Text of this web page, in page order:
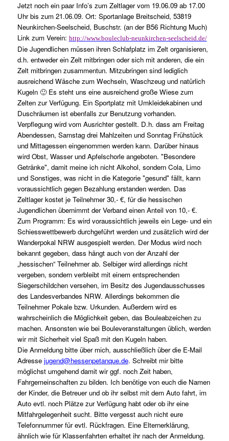
Jetzt noch ein paar Info’s zum Zeltlager vom 19.06.09 ab 17.00
Uhr bis zum 21.06.09. Ort: Sportanlage Breitscheid, 53819
Neunkirchen-Seelscheid, Buschstr. (an der B56 Richtung Much)
Link zum Verein: http://www.bouleclub-neunkirchen-seelscheid.de/
Die Jugendlichen müssen ihren Schlafplatz im Zelt organisieren,
d.h. entweder ein Zelt mitbringen oder sich mit anderen, die ein
Zelt mitbringen zusammentun. Mitzubringen sind lediglich
ausreichend Wäsche zum Wechseln, Waschzeug und natürlich
Kugeln 🙂 Es steht uns eine ausreichend große Wiese zum
Zelten zur Verfügung. Ein Sportplatz mit Umkleidekabinen und
Duschräumen ist ebenfalls zur Benutzung vorhanden.
Verpflegung wird vom Ausrichter gestellt. D.h. dass am Freitag
Abendessen, Samstag drei Mahlzeiten und Sonntag Frühstück
und Mittagessen eingenommen werden kann. Darüber hinaus
wird Obst, Wasser und Apfelschorle angeboten. "Besondere
Getränke", damit meine ich nicht Alkohol, sondern Cola, Limo
und Sonstiges, was nicht in die Kategorie "gesund" fällt, kann
voraussichtlich gegen Bezahlung erstanden werden. Das
Zeltlager kostet je Teilnehmer 30,- €, für die hessischen
Jugendlichen übernimmt der Verband einen Anteil von 10,- €.
Zum Programm: Es wird voraussichtlich jeweils ein Lege- und ein
Schiesswettbewerb durchgeführt werden und zusätzlich wird der
Wanderpokal NRW ausgespielt werden. Der Modus wird noch
bekannt gegeben, dass hängt auch von der Anzahl der
„hessischen“ Teilnehmer ab. Selbiger wird allerdings nicht
vergeben, sondern verbleibt mit einem entsprechenden
Siegerschildchen versehen, im Besitz des Jugendausschusses
des Landesverbandes NRW. Allerdings bekommen die
Teilnehmer Pokale bzw. Urkunden. Außerdem wird es
wahrscheinlich die Möglichkeit geben, das Bouleabzeichen zu
machen. Ansonsten wie bei Bouleveranstaltungen üblich, werden
wir mit Sicherheit viel Spaß mit den Kugeln haben.
Die Anmeldung bitte über mich, ausschließlich über die E-Mail
Adresse jugend@hessenpetanque.de. Schreibt mir bitte
möglichst umgehend damit wir ggf. noch Zeit haben,
Fahrgemeinschaften zu bilden. Ich benötige von euch die Namen
der Kinder, die Betreuer und ob ihr selbst mit dem Auto fahrt, im
Auto evtl. noch Plätze zur Verfügung habt oder ob ihr eine
Mitfahrgelegenheit sucht. Bitte vergesst auch nicht eure
Telefonnummer für evtl. Rückfragen. Eine Elternerklärung,
ähnlich wie für Klassenfahrten erhaltet ihr nach der Anmeldung.